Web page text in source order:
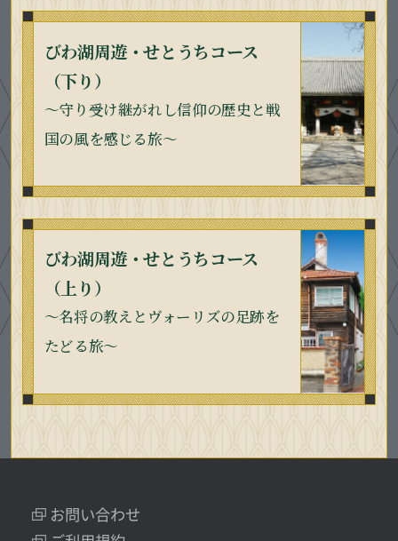
びわ湖周遊・せとうちコース
（下り）
〜守り受け継がれし信仰の歴史と戦
国の風を感じる旅〜
びわ湖周遊・せとうちコース
（上り）
〜名将の教えとヴォーリズの足跡を
たどる旅〜
お問い合わせ